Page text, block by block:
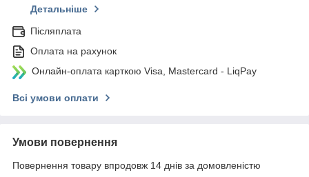
Детальніше
Післяплата
Оплата на рахунок
Онлайн-оплата карткою Visa, Mastercard - LiqPay
Всі умови оплати
Умови повернення
Повернення товару впродовж 14 днів за домовленістю